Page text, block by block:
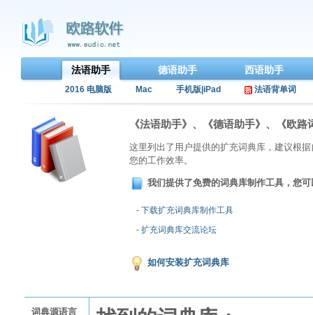
法语助手 德语助手 西语助手
2016 电脑版 Mac 手机版|iPad 法语背单词
《法语助手》、《德语助手》、《欧
这里列出了用户提供的扩充词典库，建议根
您的工作效率。
我们提供了免费的词典库制作工具，您
- 下载扩充词典库制作工具
- 扩充词典库交流论坛
如何安装扩充词典库
词典源语言